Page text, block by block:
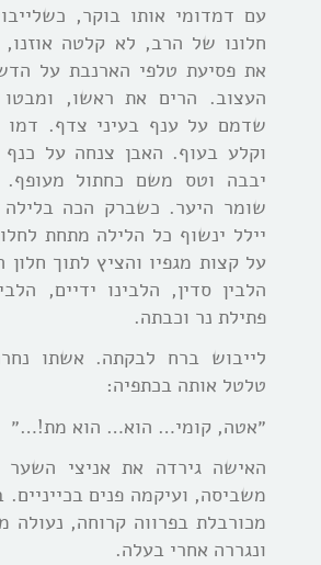
עם דמדומי אותו בוקר,
חלונו של הרב, לא קלטה
את פסיעת טלפי הארנבת על
העצוב. הרים את ראשו, ומבטו
שדמם על ענף בעיני צדף. דמו
וקלע בעוף. האבן צנחה על
יבבה וטס משם כחתול
שומר היער. כשברק הכה בלילה
יילל ינשוף כל הלילה מתחת
על קצות מגפיו והציץ לתוך
הלבין סדין, הלבינו ידיים,
פתילת נר וכבתה.
לייבוש ברח לבקתה. אשתו
טלטל אותה בכתפיה:
״אטה, קומי… הוא… הוא מת!…״
האישה גירדה את אניצי השער
משביסה, ועיקמה פנים בכייניים.
מכורבלת בפרווה קרוחה, נעולה
ונגררה אחרי בעלה.